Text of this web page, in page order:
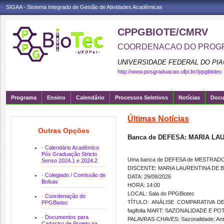
SIGAA - Sistema Integrado de Gestão de Atividades Acadêmicas
CPPGBIOTE/CMRV
COORDENACAO DO
UNIVERSIDADE FEDERAL DO
http://www.posgraduacao.ufpi.br//ppgbiotec
Programa Ensino Calendário Processos Seletivos Notícias
Outras Opções
· Calendário Acadêmico
Pós Graduação Stricto
Senso 2024.1 e 2024.2
· Colegiado / Comissão de
Bolsas
· Coordenação do
PPGBiotec
· Documentos para
Últimas Notícias
Banca de DEFESA: MARIA
Uma banca de DEFESA de
DISCENTE: MARIA LAURENTINA DE
DATA: 29/08/2026
HORA: 14:00
LOCAL: Sala do PPGBiotec
TÍTULO: ANÁLISE COMPARATIVA
fagifolia MART: SAZONALIDADE E
PALAVRAS-CHAVES: Sazonalidade;